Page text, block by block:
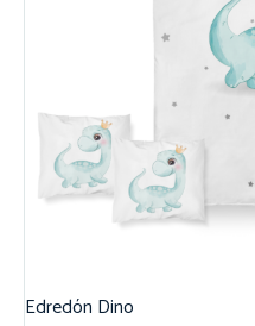
Edredón Dino